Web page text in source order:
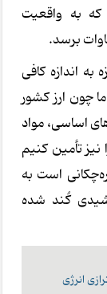
به واقعیت
برسد.
اندازه کافی
چون ارز کشور
اساسی، مواد
نیز تأمین کنیم
است به
کُند شده
انرژی